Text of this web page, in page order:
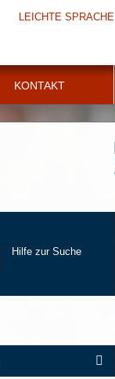
LEICHTE SPRACHE
KONTAKT
Hilfe zur Suche